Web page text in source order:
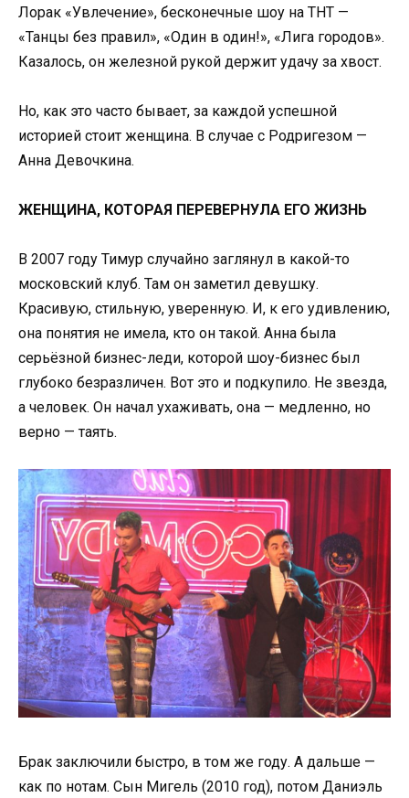
Лорак «Увлечение», бесконечные шоу на ТНТ —
«Танцы без правил», «Один в один!», «Лига городов».
Казалось, он железной рукой держит удачу за хвост.
Но, как это часто бывает, за каждой успешной
историей стоит женщина. В случае с Родригезом —
Анна Девочкина.
ЖЕНЩИНА, КОТОРАЯ ПЕРЕВЕРНУЛА ЕГО ЖИЗНЬ
В 2007 году Тимур случайно заглянул в какой-то
московский клуб. Там он заметил девушку.
Красивую, стильную, уверенную. И, к его удивлению,
она понятия не имела, кто он такой. Анна была
серьёзной бизнес-леди, которой шоу-бизнес был
глубоко безразличен. Вот это и подкупило. Не звезда,
а человек. Он начал ухаживать, она — медленно, но
верно — таять.
Брак заключили быстро, в том же году. А дальше —
как по нотам. Сын Мигель (2010 год), потом Даниэль